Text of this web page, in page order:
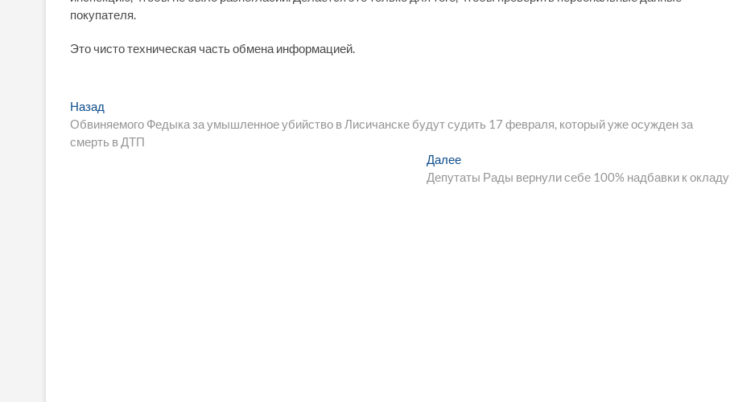
покупателя.
Это чисто техническая часть обмена информацией.
Навигация
по
Назад
запись:
Обвиняемого Федыка за умышленное убийство в Лисичанске будут судить 17 февраля, который уже осужден за
смерть в ДТП
ДалееСледующая
запись:
Депутаты Рады вернули себе 100% надбавки к окладу